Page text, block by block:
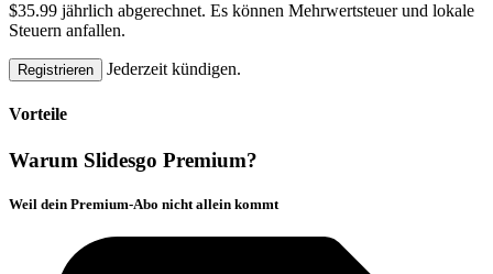
$35.99 jährlich abgerechnet. Es können Mehrwertsteuer und lokale
Steuern anfallen.
Registrieren Jederzeit kündigen.
Vorteile
Warum Slidesgo Premium?
Weil dein Premium-Abo nicht allein kommt